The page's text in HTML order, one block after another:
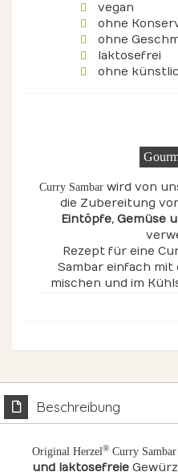
vegan
ohne
ohne
laktosefrei
ohne
Curry Sambarwird von
die Zubereitung
Eintöpfe, Gemüse
Rezept für eine
Sambar einfach mit
mischen und im
Beschreibung
Original Herzel® Curry Sambar
und laktosefreie